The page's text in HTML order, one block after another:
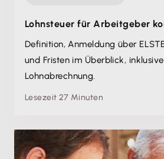
Lohnsteuer für Arbeitgeber
Definition, Anmeldung über
und Fristen im Überblick,
Lohnabrechnung.
Lesezeit 27 Minuten